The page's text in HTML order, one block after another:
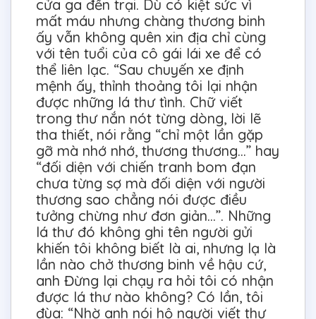
cửa ga đến trại. Dù có kiệt sức vì
mất máu nhưng chàng thương binh
ấy vẫn không quên xin địa chỉ cùng
với tên tuổi của cô gái lái xe để có
thể liên lạc. “Sau chuyến xe định
mệnh ấy, thỉnh thoảng tôi lại nhận
được những lá thư tình. Chữ viết
trong thư nắn nót từng dòng, lời lẽ
tha thiết, nói rằng “chỉ một lần gặp
gỡ mà nhớ nhớ, thương thương...” hay
“đối diện với chiến tranh bom đạn
chưa từng sợ mà đối diện với người
thương sao chẳng nói được điều
tưởng chừng như đơn giản...”. Những
lá thư đó không ghi tên người gửi
khiến tôi không biết là ai, nhưng lạ là
lần nào chở thương binh về hậu cứ,
anh Đừng lại chạy ra hỏi tôi có nhận
được lá thư nào không? Có lần, tôi
đùa: “Nhờ anh nói hộ người viết thư